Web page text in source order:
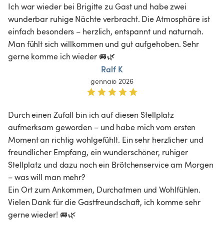
Ich war wieder bei Brigitte zu Gast und habe zwei
wunderbar ruhige Nächte verbracht. Die Atmosphäre ist
einfach besonders – herzlich, entspannt und naturnah.
Man fühlt sich willkommen und gut aufgehoben. Sehr
gerne komme ich wieder 🚐🌿
Ralf K
gennaio 2026
Durch einen Zufall bin ich auf diesen Stellplatz
aufmerksam geworden – und habe mich vom ersten
Moment an richtig wohlgefühlt. Ein sehr herzlicher und
freundlicher Empfang, ein wunderschöner, ruhiger
Stellplatz und dazu noch ein Brötchenservice am Morgen
– was will man mehr?
Ein Ort zum Ankommen, Durchatmen und Wohlfühlen.
Vielen Dank für die Gastfreundschaft, ich komme sehr
gerne wieder! 🚐🌿